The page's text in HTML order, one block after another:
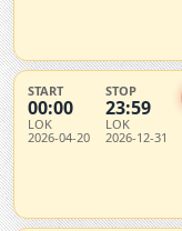
START
00:00
LOK
2026-04-20
STOP
23:59
LOK
2026-12-31